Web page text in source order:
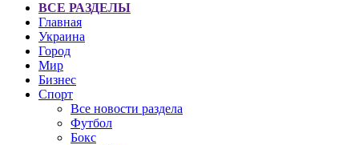
ВСЕ РАЗДЕЛЫ
Главная
Украина
Город
Мир
Бизнес
Спорт
Все новости раздела
Футбол
Бокс